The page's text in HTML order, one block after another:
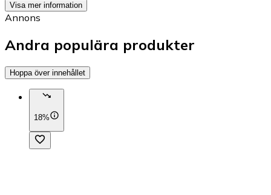
Visa mer information
Annons
Andra populära produkter
Hoppa över innehållet
18%